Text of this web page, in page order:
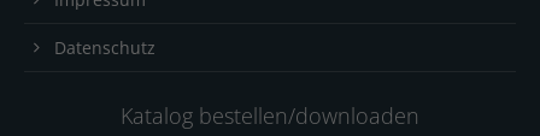
Datenschutz
Katalog bestellen/downloaden